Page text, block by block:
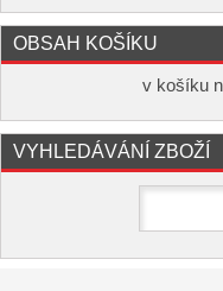
OBSAH KOŠÍKU
v košíku
VYHLEDÁVÁNÍ ZBOŽÍ